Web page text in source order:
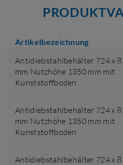
Artikelbezeichnung
Antidiebstahlbehälter 724 x
mm Nutzhöhe 1350 mm mit
Kunststoffboden
Antidiebstahlbehälter 724 x
mm Nutzhöhe 1350 mm mit
Kunststoffboden
Antidiebstahlbehälter 724 x